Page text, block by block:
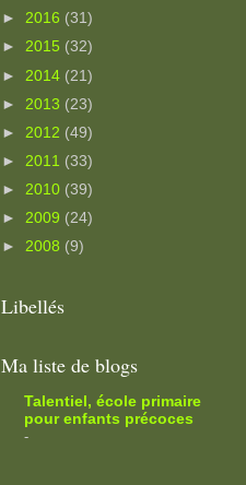
► 2016 (31)
► 2015 (32)
► 2014 (21)
► 2013 (23)
► 2012 (49)
► 2011 (33)
► 2010 (39)
► 2009 (24)
► 2008 (9)
Libellés
Ma liste de blogs
Talentiel, école primaire
pour enfants précoces
-